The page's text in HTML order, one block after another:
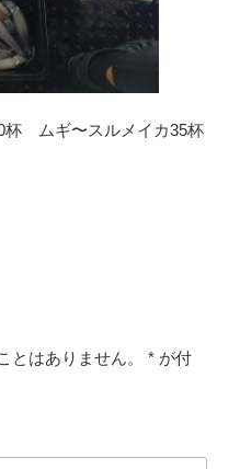
ムギ〜スルメイカ35杯
とはありません。 * が付